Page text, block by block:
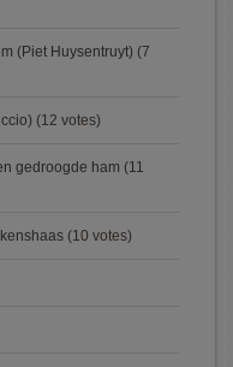
(Piet Huysentruyt) (7
(12 votes)
gedroogde ham (11
(10 votes)